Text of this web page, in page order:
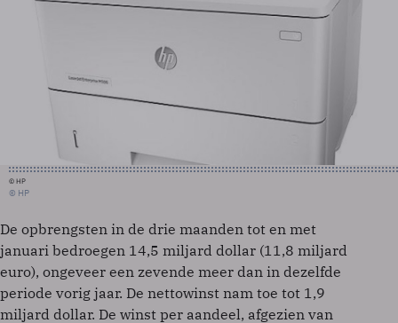
© HP
© HP
De opbrengsten in de drie maanden tot en met
januari bedroegen 14,5 miljard dollar (11,8 miljard
euro), ongeveer een zevende meer dan in dezelfde
periode vorig jaar. De nettowinst nam toe tot 1,9
miljard dollar. De winst per aandeel, afgezien van